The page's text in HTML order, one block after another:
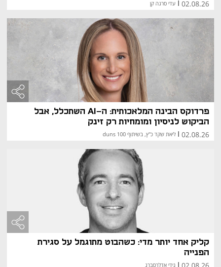
02.08.26 עדי סרגה קן
פרדוקס הבינה המלאכותית: ה-AI השתכלל, אבל
הביקוש לניסיון ומומחיות רק זינק
02.08.26 ליאת שקד כ"ץ, בשיתוף duns 100
קליק אחד יותר מדי: כשהבוט מתוגמל על סגירת
הפנייה
גידי אדלרסברג